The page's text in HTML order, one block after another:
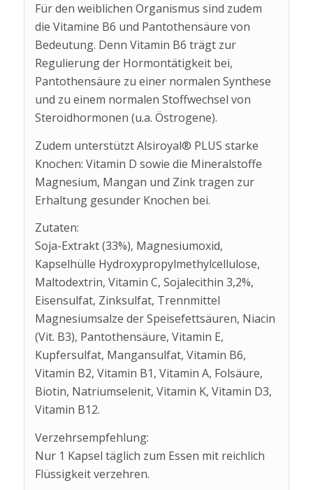
Für den weiblichen Organismus sind zudem
die Vitamine B6 und Pantothensäure von
Bedeutung. Denn Vitamin B6 trägt zur
Regulierung der Hormontätigkeit bei,
Pantothensäure zu einer normalen Synthese
und zu einem normalen Stoffwechsel von
Steroidhormonen (u.a. Östrogene).
Zudem unterstützt Alsiroyal® PLUS starke
Knochen: Vitamin D sowie die Mineralstoffe
Magnesium, Mangan und Zink tragen zur
Erhaltung gesunder Knochen bei.
Zutaten:
Soja-Extrakt (33%), Magnesiumoxid,
Kapselhülle Hydroxypropylmethylcellulose,
Maltodextrin, Vitamin C, Sojalecithin 3,2%,
Eisensulfat, Zinksulfat, Trennmittel
Magnesiumsalze der Speisefettsäuren, Niacin
(Vit. B3), Pantothensäure, Vitamin E,
Kupfersulfat, Mangansulfat, Vitamin B6,
Vitamin B2, Vitamin B1, Vitamin A, Folsäure,
Biotin, Natriumselenit, Vitamin K, Vitamin D3,
Vitamin B12.
Verzehrsempfehlung:
Nur 1 Kapsel täglich zum Essen mit reichlich
Flüssigkeit verzehren.